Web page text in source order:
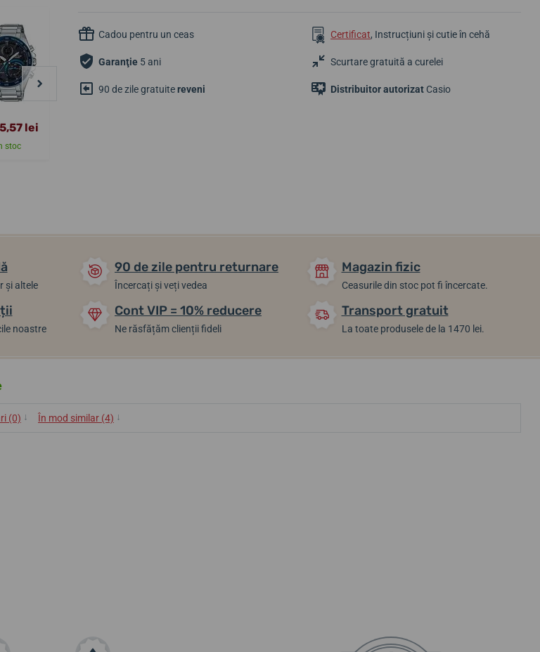
Cadou pentru un ceas Certificat, Instrucțiuni și cutie în cehă
Garanţie 5 ani Scurtare gratuită a curelei
90 de zile gratuitereveni Distribuitor autorizat Casio
lei
stoc
și altele
90 de zile pentru returnare
Încercați și veți vedea
Magazin fizic
Ceasurile din stoc pot fi încercate.
noastre
Cont VIP = 10% reducere
Ne răsfățăm clienții fideli
Transport gratuit
La toate produsele de la 1470 lei.
(0) ↓ În mod similar (4) ↓